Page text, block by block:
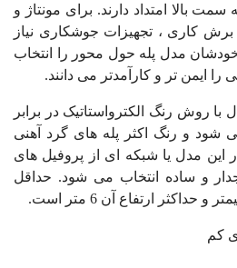
سمت بالا امتداد دارند. برای مونتاژ و
برش کاری ، تجهیزات جوشکاری نیاز
مدل پله حول محور را انتخاب
را ایمن تر و کارآمدتر می دانند.
روش رنگ الکترواستاتیک در برابر
و رنگ اکثر پله های گرد آهنی
مدل یا شبکه ای از پروفیل های
و ساده انتخاب می شود. حداقل